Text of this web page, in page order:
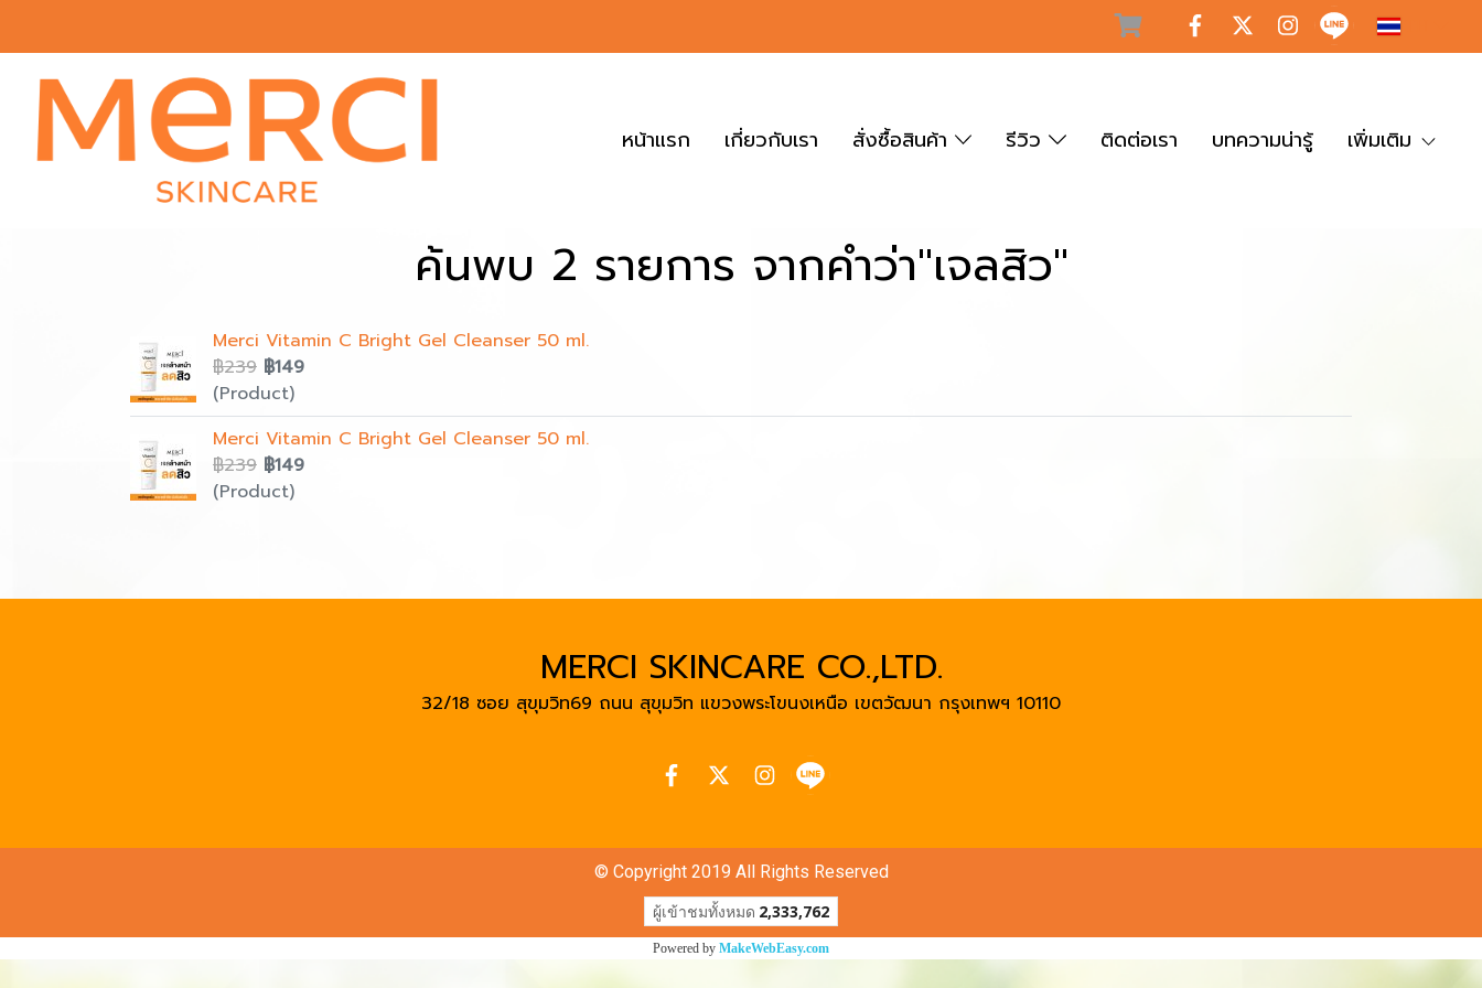
หน้าแรก เกี่ยวกับเรา สั่งซื้อสินค้า รีวิว ติดต่อเรา บทความน่ารู้ เพิ่มเติม
ค้นพบ 2 รายการ จากคำว่า"เจลสิว"
Merci Vitamin C Bright Gel Cleanser 50 ml.
฿239 ฿149
(Product)
Merci Vitamin C Bright Gel Cleanser 50 ml.
฿239 ฿149
(Product)
MERCI SKINCARE CO.,LTD.
32/18 ซอย สุขุมวิท69 ถนน สุขุมวิท แขวงพระโขนงเหนือ เขตวัฒนา กรุงเทพฯ 10110
© Copyright 2019 All Rights Reserved
ผู้เข้าชมทั้งหมด 2,333,762
Powered by MakeWebEasy.com